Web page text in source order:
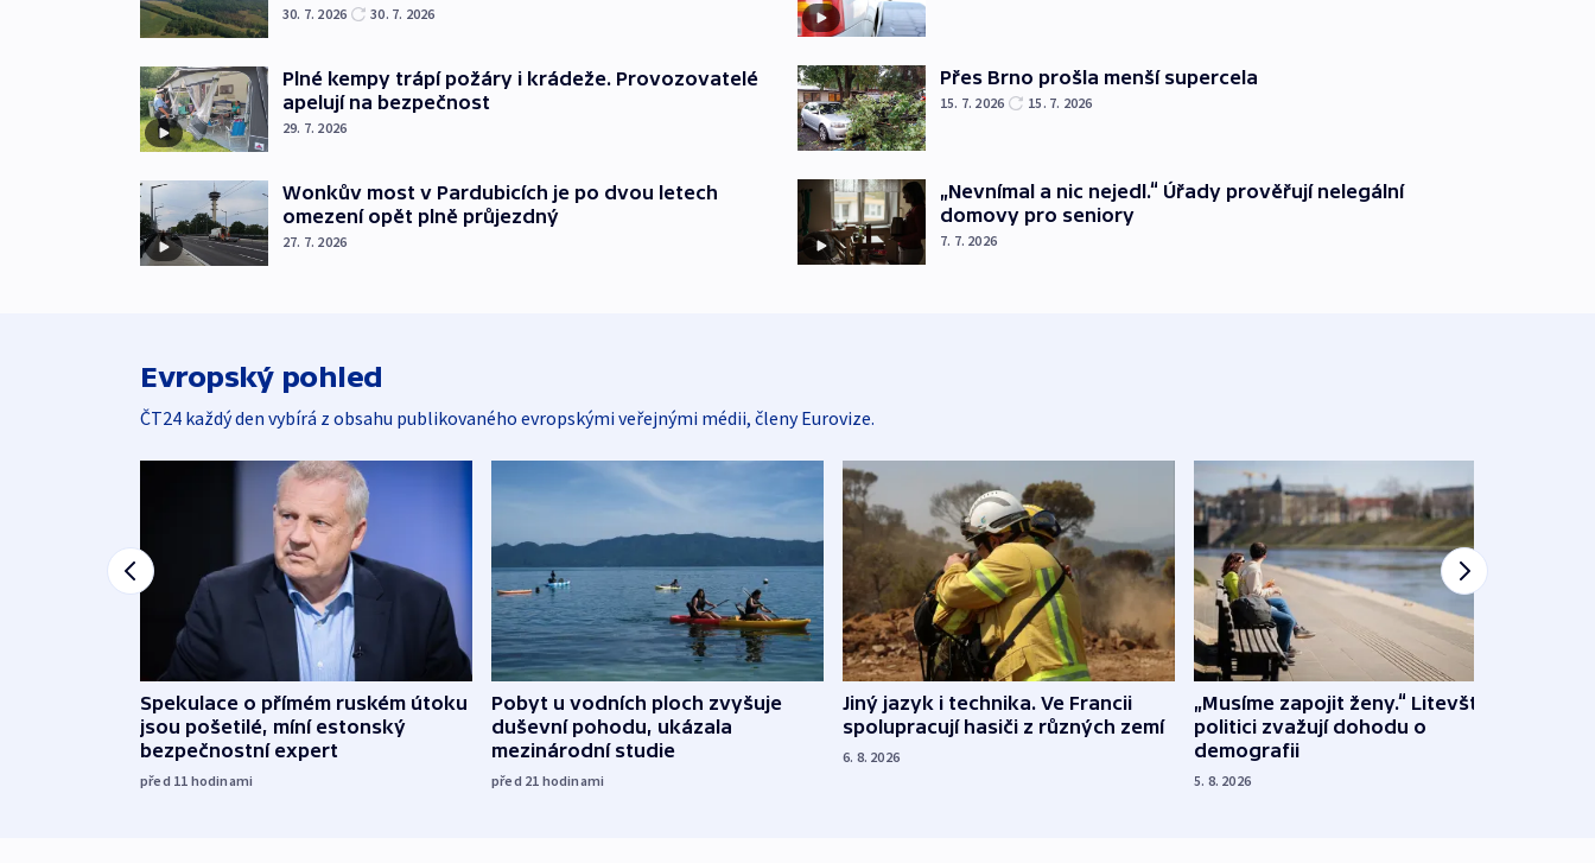
30. 7. 2026 30. 7. 2026
Plné kempy trápí požáry i krádeže. Provozovatelé
apelují na bezpečnost
29. 7. 2026
Wonkův most v Pardubicích je po dvou letech
omezení opět plně průjezdný
27. 7. 2026
Přes Brno prošla menší supercela
15. 7. 2026 15. 7. 2026
„Nevnímal a nic nejedl.“ Úřady prověřují nelegální
domovy pro seniory
7. 7. 2026
Evropský pohled
ČT24 každý den vybírá z obsahu publikovaného evropskými veřejnými médii, členy Eurovize.
Spekulace o přímém ruském útoku
jsou pošetilé, míní estonský
bezpečnostní expert
před 11 hodinami
Pobyt u vodních ploch zvyšuje
duševní pohodu, ukázala
mezinárodní studie
před 21 hodinami
Jiný jazyk i technika. Ve Francii
spolupracují hasiči z různých zemí
6. 8. 2026
„Musíme zapojit ženy.“ Litevští
politici zvažují dohodu o
demografii
5. 8. 2026